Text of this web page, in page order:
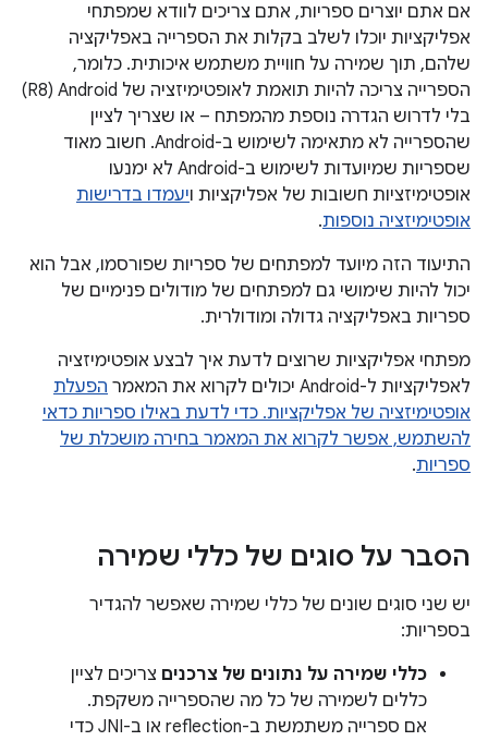
אם אתם יוצרים ספריות, אתם צריכים לוודא שמפתחי
אפליקציות יוכלו לשלב בקלות את הספרייה באפליקציה
שלהם, תוך שמירה על חוויית משתמש איכותית. כלומר,
הספרייה צריכה להיות תואמת לאופטימיזציה של Android‏ (R8)
בלי לדרוש הגדרה נוספת מהמפתח – או שצריך לציין
שהספרייה לא מתאימה לשימוש ב-Android. חשוב מאוד
שספריות שמיועדות לשימוש ב-Android לא ימנעו
אופטימיזציות חשובות של אפליקציות ויעמדו בדרישות
אופטימיזציה נוספות.
התיעוד הזה מיועד למפתחים של ספריות שפורסמו, אבל הוא
יכול להיות שימושי גם למפתחים של מודולים פנימיים של
ספריות באפליקציה גדולה ומודולרית.
מפתחי אפליקציות שרוצים לדעת איך לבצע אופטימיזציה
לאפליקציות ל-Android יכולים לקרוא את המאמר
הפעלת
אופטימיזציה של אפליקציות. כדי לדעת באילו ספריות כדאי
להשתמש, אפשר לקרוא את המאמר בחירה מושכלת של
ספריות.
הסבר על סוגים של כללי שמירה
יש שני סוגים שונים של כללי שמירה שאפשר להגדיר
בספריות:
כללי שמירה על נתונים של צרכנים צריכים לציין
כללים לשמירה של כל מה שהספרייה משקפת.
אם ספרייה משתמשת ב-reflection או ב-JNI כדי